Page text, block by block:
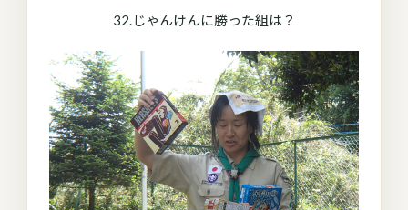
32.じゃんけんに勝った組は？